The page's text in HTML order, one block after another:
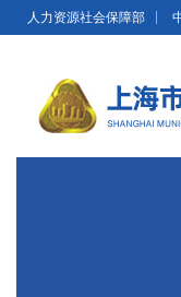
无障碍操作说明 跳转到网
人力资源社会保障部